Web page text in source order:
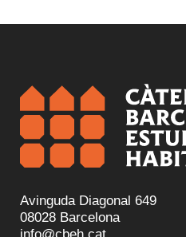
Avinguda Diagonal 649
08028 Barcelona